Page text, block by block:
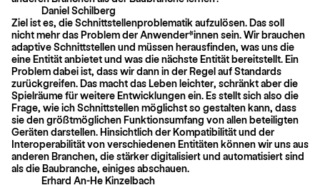
Daniel Schilberg
Ziel ist es, die Schnittstellenproblematik aufzulösen. Das soll
nicht mehr das Problem der Anwender*innen sein. Wir brauchen
adaptive Schnittstellen und müssen herausfinden, was uns die
eine Entität anbietet und was die nächste Entität bereitstellt. Ein
Problem dabei ist, dass wir dann in der Regel auf Standards
zurückgreifen. Das macht das Leben leichter, schränkt aber die
Spielräume für weitere Entwicklungen ein. Es stellt sich also die
Frage, wie ich Schnittstellen möglichst so gestalten kann, dass
sie den größtmöglichen Funktionsumfang von allen beteiligten
Geräten darstellen. Hinsichtlich der Kompatibilität und der
Interoperabilität von verschiedenen Entitäten können wir uns aus
anderen Branchen, die stärker digitalisiert und automatisiert sind
als die Baubranche, einiges abschauen.
Erhard An-He Kinzelbach